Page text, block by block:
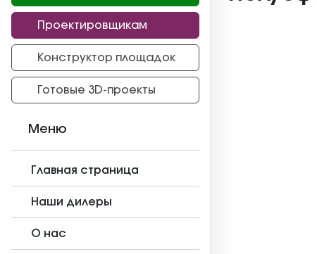
Проектировщикам
Конструктор площадок
Готовые 3D-проекты
Меню
Главная страница
Наши дилеры
О нас